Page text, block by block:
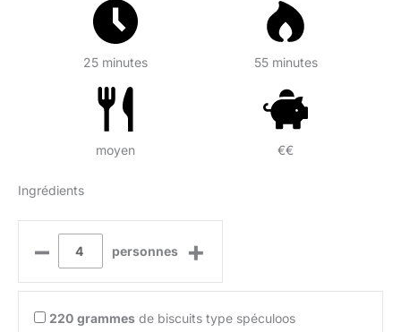
25 minutes 55 minutes
moyen €€
Ingrédients
– personnes +
220 grammes de biscuits type spéculoos